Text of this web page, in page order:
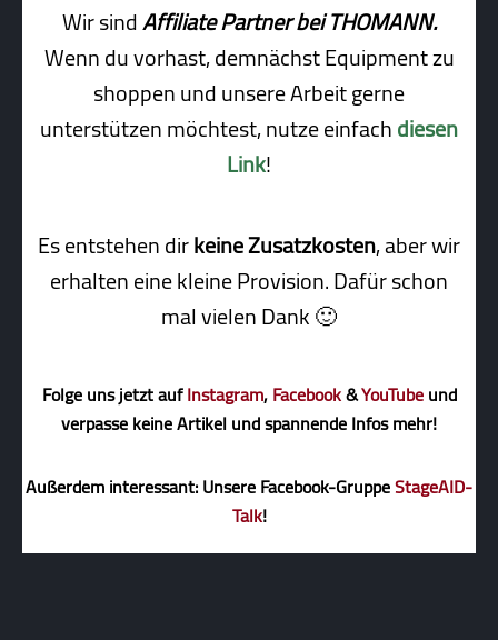
Wir sindAffiliate Partner bei THOMANN.
Wenn du vorhast, demnächst Equipment zu
shoppen und unsere Arbeit gerne
unterstützen möchtest, nutze einfachdiesen
Link!
Es entstehen dirkeine Zusatzkosten, aber wir
erhalten eine kleine Pro­vi­sion. Dafür schon
mal vielen Dank 🙂
Folge uns jetzt aufInstagram,Facebook&YouTubeund
verpasse keine Artikel und spannende Infos mehr!
Außerdem interessant: Unsere Facebook-GruppeStageAID-
Talk!